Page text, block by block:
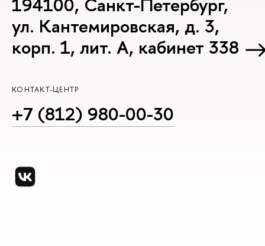
ул. Кантемировская, д. 3,
корп. 1, лит. А, кабинет 338
КОНТАКТ-ЦЕНТР
+7 (812) 980-00-30